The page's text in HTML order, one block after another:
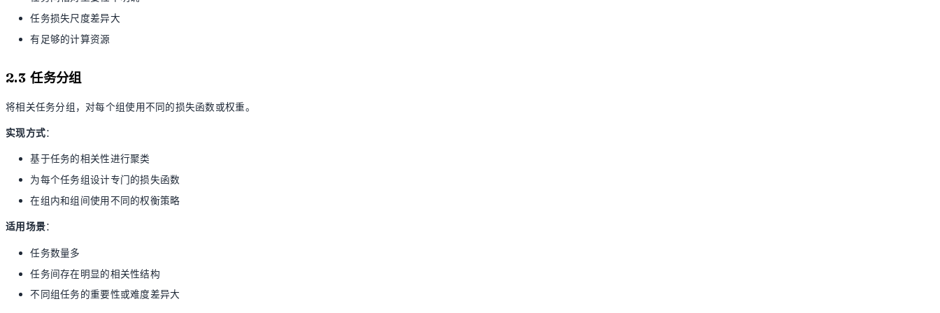
任务损失尺度差异大
有足够的计算资源
2.3 任务分组
将相关任务分组，对每个组使用不同的损失函数或权重。
实现方式：
基于任务的相关性进行聚类
为每个任务组设计专门的损失函数
在组内和组间使用不同的权衡策略
适用场景：
任务数量多
任务间存在明显的相关性结构
不同组任务的重要性或难度差异大